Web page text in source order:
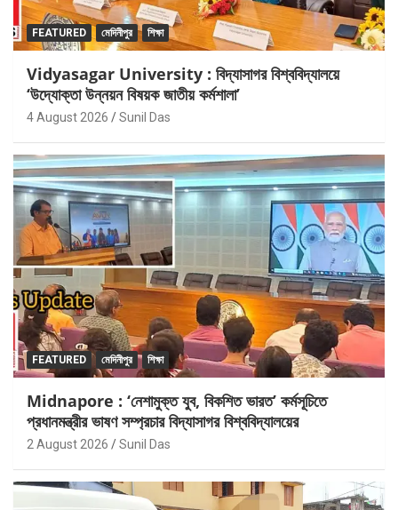
FEATURED মেদিনীপুর শিক্ষা
Vidyasagar University : বিদ্যাসাগর বিশ্ববিদ্যালয়ে
‘উদ্যোক্তা উন্নয়ন বিষয়ক জাতীয় কর্মশালা’
4 August 2026 Sunil Das
FEATURED মেদিনীপুর শিক্ষা
Midnapore : ‘নেশামুক্ত যুব, বিকশিত ভারত’ কর্মসূচিতে
প্রধানমন্ত্রীর ভাষণ সম্প্রচার বিদ্যাসাগর বিশ্ববিদ্যালয়ের
2 August 2026 Sunil Das